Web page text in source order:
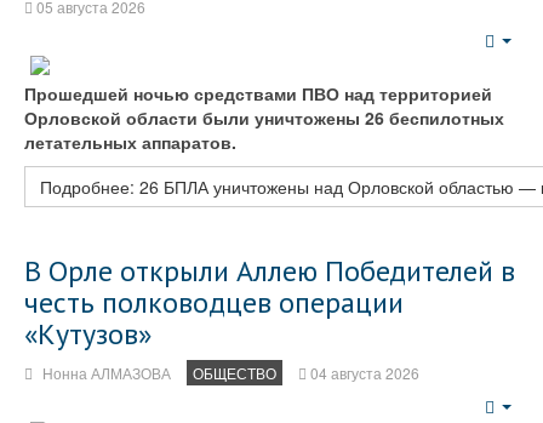
05 августа 2026
Прошедшей ночью средствами ПВО над территорией
Орловской области были уничтожены 26 беспилотных
летательных аппаратов.
Подробнее: 26 БПЛА уничтожены над Орловской областью —
В Орле открыли Аллею Победителей в
честь полководцев операции
«Кутузов»
Нонна АЛМАЗОВА ОБЩЕСТВО 04 августа 2026